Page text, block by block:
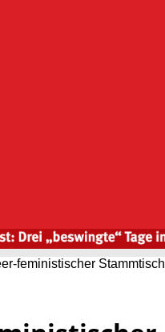
feministischer Stammtisch